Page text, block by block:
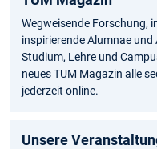
Wegweisende Forschung,
inspirierende Alumnae
Studium, Lehre und
neues TUM Magazin alle
jederzeit online.
Unsere